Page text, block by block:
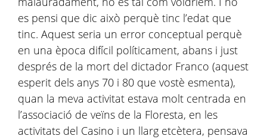
es pensi que dic això perquè tinc l’edat que
tinc. Aquest seria un error conceptual perquè
en una època difícil políticament, abans i just
després de la mort del dictador Franco (aquest
esperit dels anys 70 i 80 que vostè esmenta),
quan la meva activitat estava molt centrada en
l’associació de veïns de la Floresta, en les
activitats del Casino i un llarg etcètera, pensava